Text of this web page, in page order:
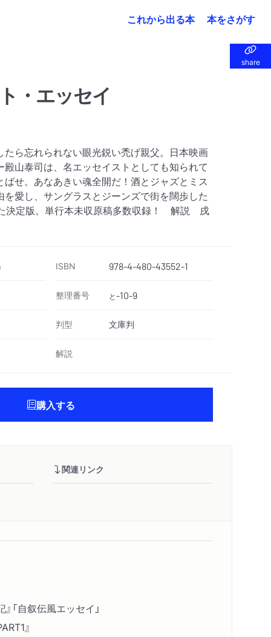
これから出る本 本をさがす
share
share
・エッセイ
ら忘れられない眼光鋭い禿げ親父。日本映画
山泰司は、名エッセイストとしても知られて
せ。あなあきい魂全開だ！酒とジャズとミス
愛し、サングラスとジーンズで街を闊歩した
た決定版。単行本未収原稿多数収録！ 解説 戌
ISBN 978-4-480-43552-1
整理番号 と-10-9
判型 文庫判
解説
購入する
関連リンク
「自叙伝風エッセイ」
』